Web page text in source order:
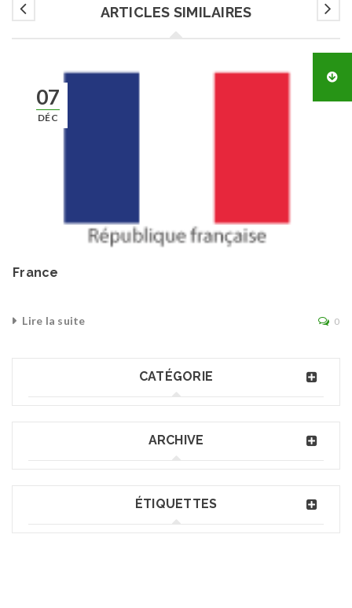
ARTICLES SIMILAIRES
07
DÉC
France
Lire la suite 0
CATÉGORIE
ARCHIVE
ÉTIQUETTES